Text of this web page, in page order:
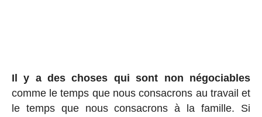
Il y a des choses qui sont non négociables
comme le temps que nous consacrons au travail et
le temps que nous consacrons à la famille. Si